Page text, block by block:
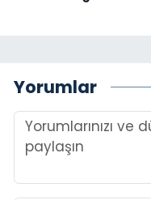
Yorumlar